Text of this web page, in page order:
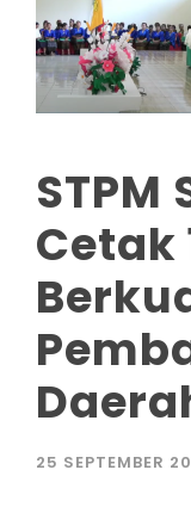
STPM
Cetak
25 SEPTEMBER